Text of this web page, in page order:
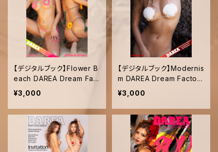
【デジタルブック】Flower B
each DAREA Dream Fact
ory Magazine
¥3,000
【デジタルブック】Modernis
m DAREA Dream Factory
Magazine
¥3,000